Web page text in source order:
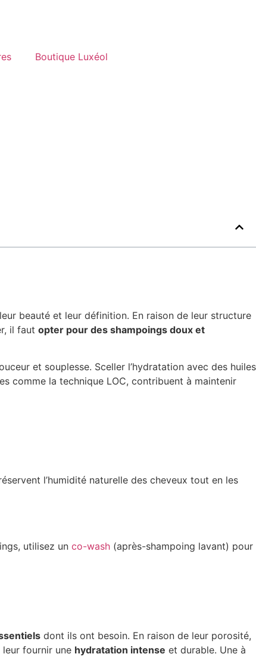
Boutique Luxéol
beauté et leur définition. En raison de leur structure
il faut opter pour des shampoings doux et
et souplesse. Sceller l’hydratation avec des huiles
comme la technique LOC, contribuent à maintenir
l’humidité naturelle des cheveux tout en les
utilisez un co-wash (après-shampoing lavant) pour
dont ils ont besoin. En raison de leur porosité,
leur fournir une hydratation intense et durable. Une à